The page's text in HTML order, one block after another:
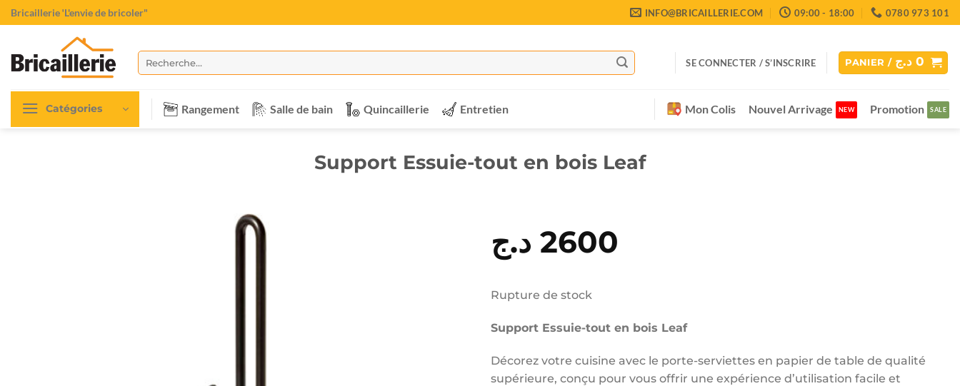
Passer
au
Bricaillerie "L'envie de bricoler" INFO@BRICAILLERIE.COM 09:00 - 18:00 0780 973 101
Recherche
pour :
SE CONNECTER / S’INSCRIRE PANIER / 0 د.ج
Catégories Rangement Salle de bain Quincaillerie Entretien Mon Colis Nouvel Arrivage Promotion
Support Essuie-tout en bois Leaf
2600 د.ج
Rupture de stock
Support Essuie-tout en bois Leaf
Décorez votre cuisine avec le porte-serviettes en papier de table de qualité
supérieure, conçu pour vous offrir une expérience d’utilisation facile et